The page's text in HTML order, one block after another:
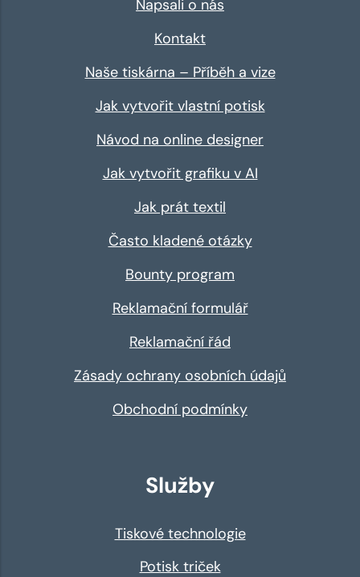
Napsali o nás
Kontakt
Naše tiskárna – Příběh a vize
Jak vytvořit vlastní potisk
Návod na online designer
Jak vytvořit grafiku v AI
Jak prát textil
Často kladené otázky
Bounty program
Reklamační formulář
Reklamační řád
Zásady ochrany osobních údajů
Obchodní podmínky
Služby
Tiskové technologie
Potisk triček